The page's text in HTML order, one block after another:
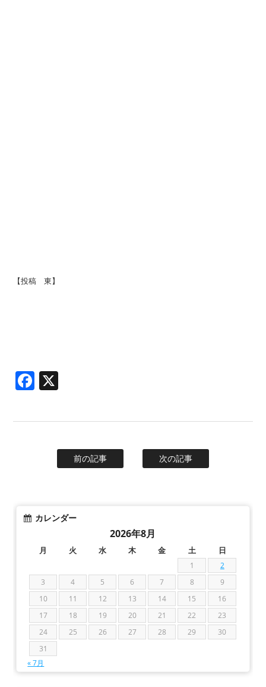
【投稿 東】
Facebook
前の記事 次の記事
カレンダー
2026年8月
月 火 水 木 金 土 日
1
2
3
4 5 6 7 8
9
10
11 12 13 14 15
16
17
18 19 20 21 22
23
24
25 26 27 28 29
30
31
« 7月